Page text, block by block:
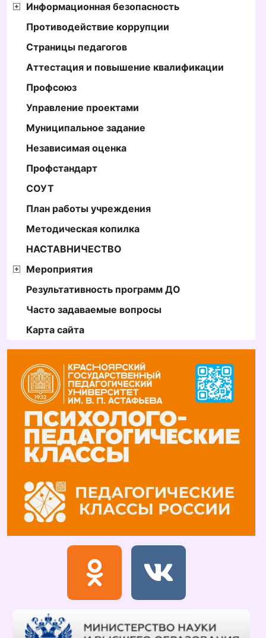
Информационная безопасность
Противодействие коррупции
Страницы педагогов
Аттестация и повышение квалификации
Профсоюз
Управление проектами
Муниципальное задание
Независимая оценка
Профстандарт
СОУТ
План работы учреждения
Методическая копилка
НАСТАВНИЧЕСТВО
Мероприятия
Результативность программ ДО
Часто задаваемые вопросы
Карта сайта